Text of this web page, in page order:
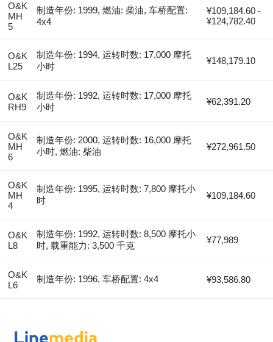
O&K
MH
5
制造年份: 1999, 燃油: 柴油, 车桥配置:
4x4
¥109,184.60 -
¥124,782.40
O&K
L25
制造年份: 1994, 运转时数: 17,000 摩托
小时
¥148,179.10
O&K
RH9
制造年份: 1992, 运转时数: 17,000 摩托
小时
¥62,391.20
O&K
MH
6
制造年份: 2000, 运转时数: 16,000 摩托
小时, 燃油: 柴油
¥272,961.50
O&K
MH
4
制造年份: 1995, 运转时数: 7,800 摩托小
时
¥109,184.60
O&K
L8
制造年份: 1992, 运转时数: 8,500 摩托小
时, 载重能力: 3,500 千克
¥77,989
O&K
L6
制造年份: 1996, 车桥配置: 4x4 ¥93,586.80